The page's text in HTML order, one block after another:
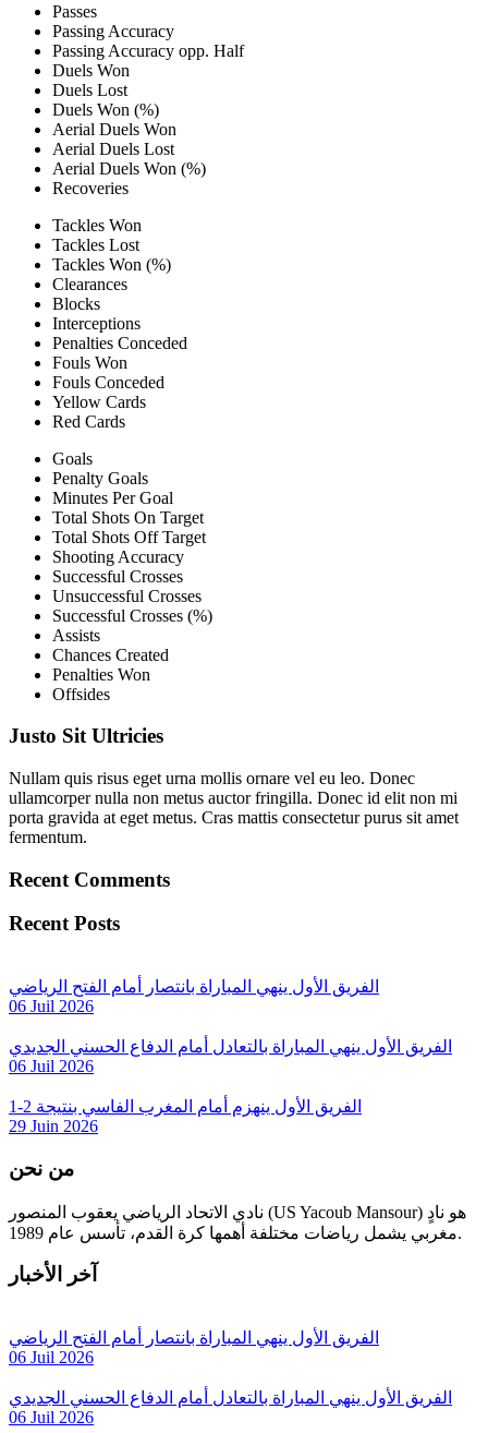
Passes
Passing Accuracy
Passing Accuracy opp. Half
Duels Won
Duels Lost
Duels Won (%)
Aerial Duels Won
Aerial Duels Lost
Aerial Duels Won (%)
Recoveries
Tackles Won
Tackles Lost
Tackles Won (%)
Clearances
Blocks
Interceptions
Penalties Conceded
Fouls Won
Fouls Conceded
Yellow Cards
Red Cards
Goals
Penalty Goals
Minutes Per Goal
Total Shots On Target
Total Shots Off Target
Shooting Accuracy
Successful Crosses
Unsuccessful Crosses
Successful Crosses (%)
Assists
Chances Created
Penalties Won
Offsides
Justo Sit Ultricies
Nullam quis risus eget urna mollis ornare vel eu leo. Donec
ullamcorper nulla non metus auctor fringilla. Donec id elit non mi
porta gravida at eget metus. Cras mattis consectetur purus sit amet
fermentum.
Recent Comments
Recent Posts
الفريق الأول ينهي المباراة بانتصار أمام الفتح الرياضي
06 Juil 2026
الفريق الأول ينهي المباراة بالتعادل أمام الدفاع الحسني الجديدي
06 Juil 2026
الفريق الأول ينهزم أمام المغرب الفاسي بنتيجة 2-1
29 Juin 2026
من نحن
نادي الاتحاد الرياضي يعقوب المنصور (US Yacoub Mansour) هو نادٍ
مغربي يشمل رياضات مختلفة أهمها كرة القدم، تأسس عام 1989.
آخر الأخبار
الفريق الأول ينهي المباراة بانتصار أمام الفتح الرياضي
06 Juil 2026
الفريق الأول ينهي المباراة بالتعادل أمام الدفاع الحسني الجديدي
06 Juil 2026